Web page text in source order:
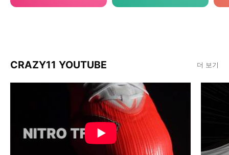
CRAZY11 YOUTUBE 더 보기